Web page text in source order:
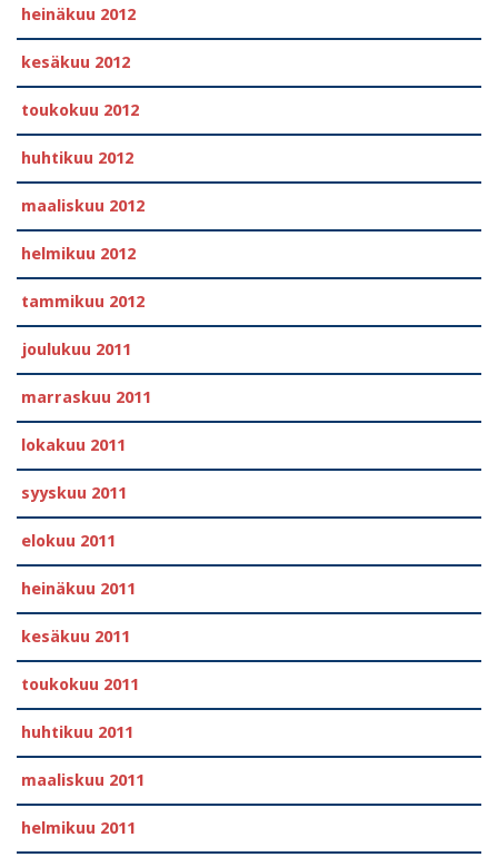
heinäkuu 2012
kesäkuu 2012
toukokuu 2012
huhtikuu 2012
maaliskuu 2012
helmikuu 2012
tammikuu 2012
joulukuu 2011
marraskuu 2011
lokakuu 2011
syyskuu 2011
elokuu 2011
heinäkuu 2011
kesäkuu 2011
toukokuu 2011
huhtikuu 2011
maaliskuu 2011
helmikuu 2011